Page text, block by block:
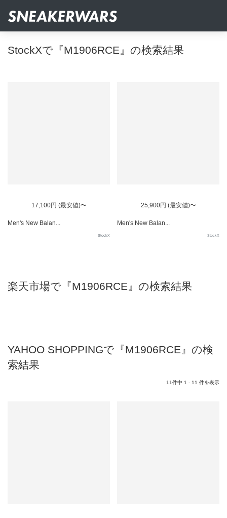
StockXで『M1906RCE』の検索結果
17,100円 (最安値)〜
Men's New Balan...
StockX
25,900円 (最安値)〜
Men's New Balan...
StockX
楽天市場で『M1906RCE』の検索結果
YAHOO SHOPPINGで『M1906RCE』の検
索結果
11件中 1 - 11 件を表示